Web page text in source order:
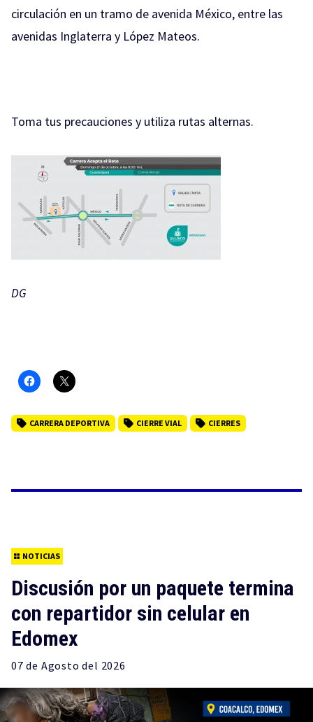
circulación en un tramo de avenida México, entre las
avenidas Inglaterra y López Mateos.
Toma tus precauciones y utiliza rutas alternas.
DG
CARRERA DEPORTIVA CIERRE VIAL CIERRES
NOTICIAS
Discusión por un paquete termina
con repartidor sin celular en
Edomex
07 de Agosto del 2026